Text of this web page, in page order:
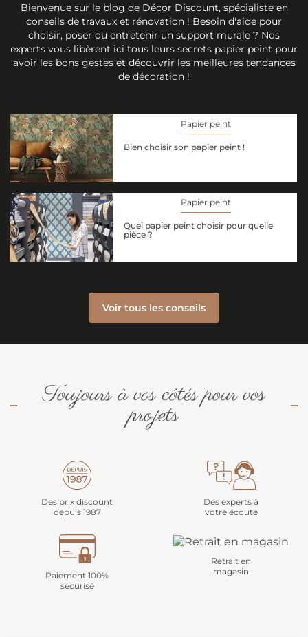
Bienvenue sur le blog de Décor Discount, spécialiste en
conseils de travaux et rénovation ! Besoin d'aide pour
choisir, poser ou entretenir un support murale ? Nos
experts vous libèrent ici tous leurs secrets papier peint pour
avoir les bons gestes et découvrir les meilleures tendances
de décoration !
Papier peint
Bien choisir son papier peint !
Papier peint
Quel papier peint choisir pour quelle
pièce ?
Voir tous les conseils
Toujours à vos côtés pour vos
projets
Des prix discount
depuis 1987
Des experts à
votre écoute
Paiement 100%
sécurisé
Retrait en
magasin